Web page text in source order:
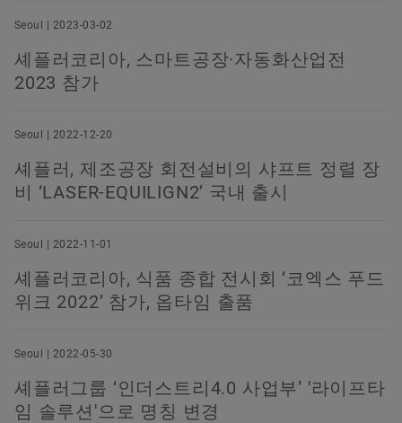
Seoul | 2023-03-02
셰플러코리아, 스마트공장·자동화산업전
2023 참가
Seoul | 2022-12-20
셰플러, 제조공장 회전설비의 샤프트 정렬 장
비 ‘LASER-EQUILIGN2’ 국내 출시
Seoul | 2022-11-01
셰플러코리아, 식품 종합 전시회 ‘코엑스 푸드
위크 2022’ 참가, 옵타임 출품
Seoul | 2022-05-30
셰플러그룹 ‘인더스트리4.0 사업부’ '라이프타
임 솔루션'으로 명칭 변경